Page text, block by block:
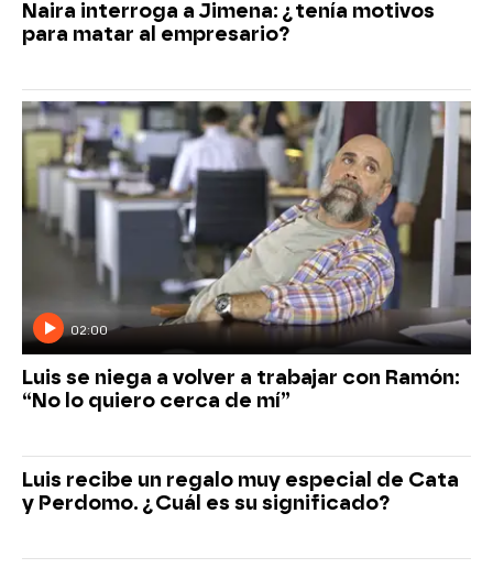
Naira interroga a Jimena: ¿tenía motivos
para matar al empresario?
02:00
Luis se niega a volver a trabajar con Ramón:
“No lo quiero cerca de mí”
Luis recibe un regalo muy especial de Cata
y Perdomo. ¿Cuál es su significado?